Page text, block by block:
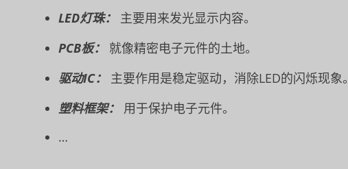
LED灯珠：
主要用来发光显示内容。
PCB板：
就像精密电子元件的土地。
驱动IC：
主要作用是稳定驱动，消除LED的闪烁现象。
塑料框架：
用于保护电子元件。
…